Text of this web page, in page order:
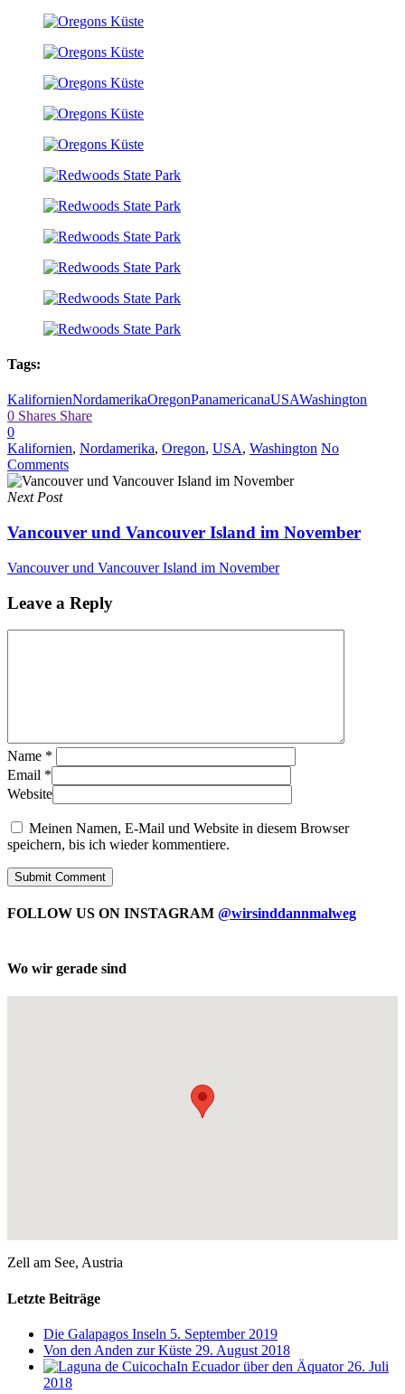
Tags:
KalifornienNordamerikaOregonPanamericanaUSAWashington
0 Shares Share
0
Kalifornien, Nordamerika, Oregon, USA, Washington No
Comments
Next Post
Vancouver und Vancouver Island im November
Vancouver und Vancouver Island im November
Leave a Reply
Name *
Email *
Website
Meinen Namen, E-Mail und Website in diesem Browser
speichern, bis ich wieder kommentiere.
FOLLOW US ON INSTAGRAM @wirsinddannmalweg
Wo wir gerade sind
Zell am See, Austria
Letzte Beiträge
Die Galapagos Inseln 5. September 2019
Von den Anden zur Küste 29. August 2018
In Ecuador über den Äquator 26. Juli
2018